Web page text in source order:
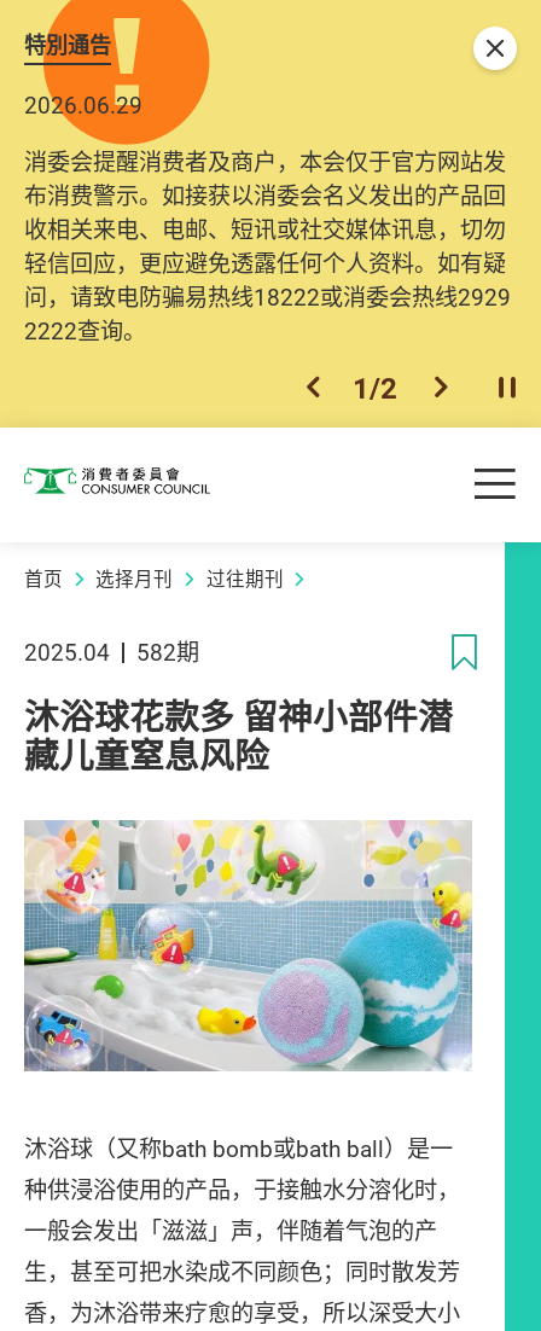
特別通告
2026.06.29
消委会提醒消费者及商户，本会仅于官方网站发
布消费警示。如接获以消委会名义发出的产品回
收相关来电、电邮、短讯或社交媒体讯息，切勿
轻信回应，更应避免透露任何个人资料。如有疑
问，请致电防骗易热线18222或消委会热线2929
2222查询。
上一个
1/2 下一个开
关闭
消费者委员会 目
首页 选择月刊 过往期刊
2025.04 582期
沐浴球花款多 留神小部件潜
藏儿童窒息风险
沐浴球（又称bath bomb或bath ball）是一
种供浸浴使用的产品，于接触水分溶化时，
一般会发出「滋滋」声，伴随着气泡的产
生，甚至可把水染成不同颜色；同时散发芳
香，为沐浴带来疗愈的享受，所以深受大小